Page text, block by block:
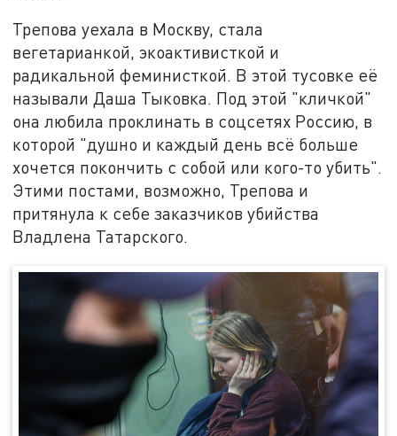
Трепова уехала в Москву, стала
вегетарианкой, экоактивисткой и
радикальной феминисткой. В этой тусовке её
называли Даша Тыковка. Под этой "кличкой"
она любила проклинать в соцсетях Россию, в
которой "душно и каждый день всё больше
хочется покончить с собой или кого-то убить".
Этими постами, возможно, Трепова и
притянула к себе заказчиков убийства
Владлена Татарского.